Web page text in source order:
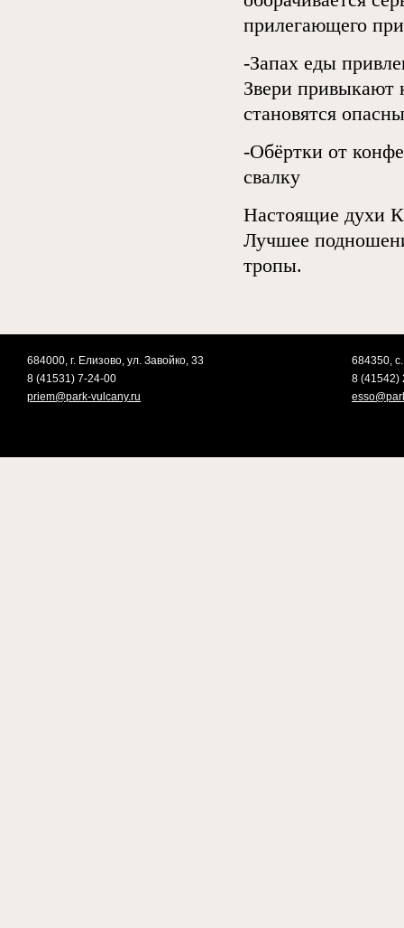
прилегающего
-Запах еды
Звери привыкают
становятся
-Обёртки от
свалку
Настоящие духи
Лучшее
тропы.
684000, г. Елизово, ул. Завойко, 33
8 (41531) 7-24-00
priem@park-vulcany.ru
684350,
8 (41542)